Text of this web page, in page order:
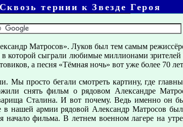
Сквозь тернии к Звезде Героя
Матросов». Луков был тем самым
в которой сыграли любимые миллионами
а песня «Тёмная ночь» вот уже более 70
Мы просто бегали смотреть картину, где
снять фильм о рядовом Александре
Сталина. И вот почему. Ведь именно он
в нашей армии рядовой Александр Матросов
начало фильма. В летнем военном лагере на